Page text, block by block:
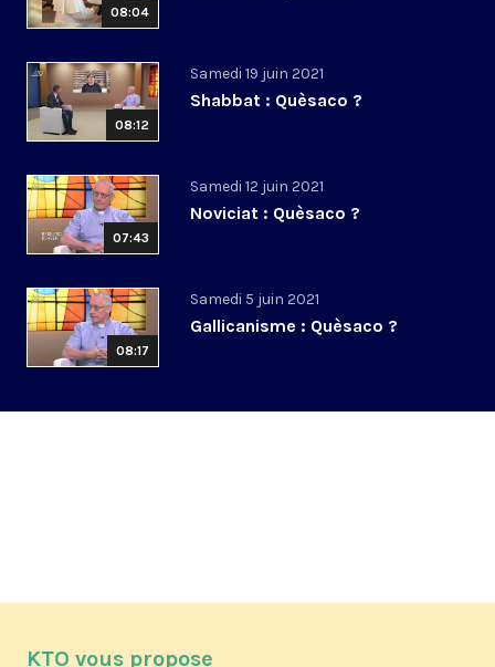
08:04
08:12
Samedi 19 juin 2021
Shabbat : Quèsaco ?
07:43
Samedi 12 juin 2021
Noviciat : Quèsaco ?
08:17
Samedi 5 juin 2021
Gallicanisme : Quèsaco ?
KTO vous propose